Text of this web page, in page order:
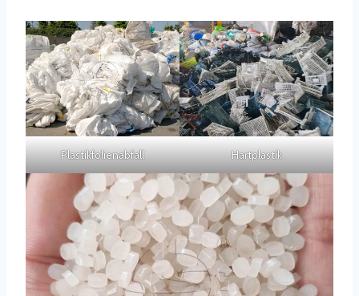
Plastikfolienabfall Hartplastik